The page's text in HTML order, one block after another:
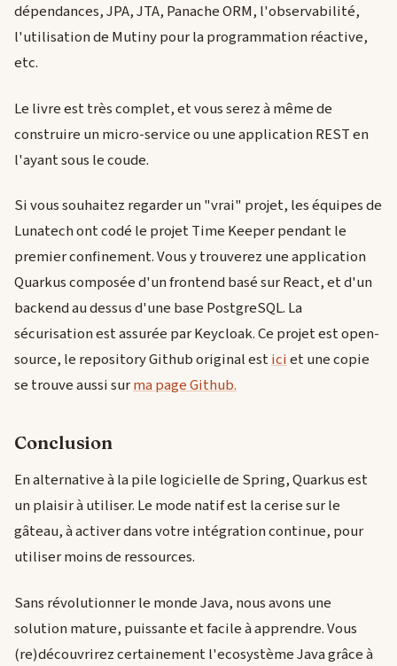
dépendances, JPA, JTA, Panache ORM, l'observabilité,
l'utilisation de Mutiny pour la programmation réactive,
etc.
Le livre est très complet, et vous serez à même de
construire un micro-service ou une application REST en
l'ayant sous le coude.
Si vous souhaitez regarder un "vrai" projet, les équipes de
Lunatech ont codé le projet Time Keeper pendant le
premier confinement. Vous y trouverez une application
Quarkus composée d'un frontend basé sur React, et d'un
backend au dessus d'une base PostgreSQL. La
sécurisation est assurée par Keycloak. Ce projet est open-
source, le repository Github original esticiet une copie
se trouve aussi surma page Github.
Conclusion
En alternative à la pile logicielle de Spring, Quarkus est
un plaisir à utiliser. Le mode natif est la cerise sur le
gâteau, à activer dans votre intégration continue, pour
utiliser moins de ressources.
Sans révolutionner le monde Java, nous avons une
solution mature, puissante et facile à apprendre. Vous
(re)découvrirez certainement l'ecosystème Java grâce à